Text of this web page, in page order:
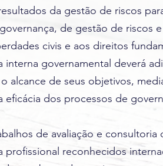
da gestão de riscos
de gestão de riscos
civis e aos direitos
governamental deverá
alcance de seus objetivos,
eficácia dos processos de
de avaliação e
profissional reconhecidos